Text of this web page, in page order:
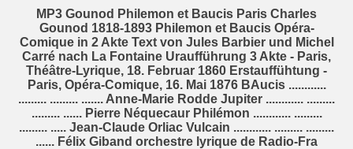
MP3 Gounod Philemon et Baucis Paris Charles
Gounod 1818-1893 Philemon et Baucis Opéra-
Comique in 2 Akte Text von Jules Barbier und Michel
Carré nach La Fontaine Uraufführung 3 Akte - Paris,
Théâtre-Lyrique, 18. Februar 1860 Erstauffühtung -
Paris, Opéra-Comique, 16. Mai 1876 BAucis ............
......... ......... ....... Anne-Marie Rodde Jupiter ............ .........
......... ...... Pierre Néquecaur Philémon ............ .........
......... ..... Jean-Claude Orliac Vulcain ............ ......... .........
...... Félix Giband orchestre lyrique de Radio-Fra